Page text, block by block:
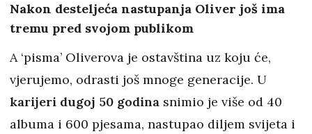
Nakon desteljeća nastupanja Oliver još ima
tremu pred svojom publikom
A ‘pisma’ Oliverova je ostavština uz koju će,
vjerujemo, odrasti još mnoge generacije. U
karijeri dugoj 50 godina snimio je više od 40
albuma i 600 pjesama, nastupao diljem svijeta i